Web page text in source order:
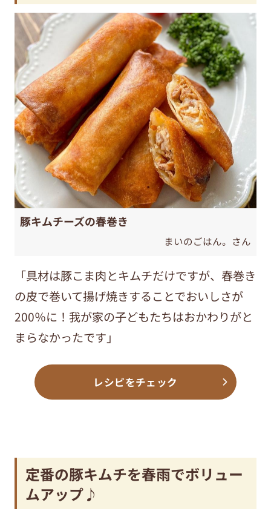
豚キムチーズの春巻き
まいのごはん。さん
「具材は豚こま肉とキムチだけですが、春巻き
の皮で巻いて揚げ焼きすることでおいしさが
200％に！我が家の子どもたちはおかわりがと
まらなかったです」
レシピをチェック
定番の豚キムチを春雨でボリュー
ムアップ♪